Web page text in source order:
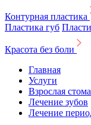
Контурная пластика
Пластика губ
Красота без боли
Главная
Услуги
Взрослая
Лечение зубов
Лечение